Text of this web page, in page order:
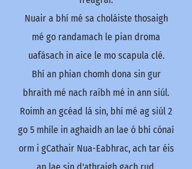
Nuair a bhí mé sa choláiste thosaigh
mé go randamach le pian droma
uafásach in aice le mo scapula clé.
Bhí an phian chomh dona sin gur
bhraith mé nach raibh mé in ann siúl.
Roimh an gcéad lá sin, bhí mé ag siúl 2
go 5 mhíle in aghaidh an lae ó bhí cónaí
orm i gCathair Nua-Eabhrac, ach tar éis